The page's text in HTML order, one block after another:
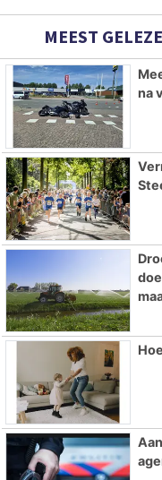
MEEST
na